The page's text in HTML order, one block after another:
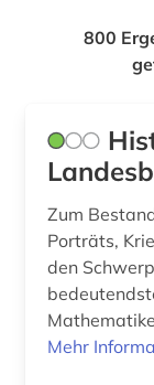
800
Zum
Porträts,
den
Mehr